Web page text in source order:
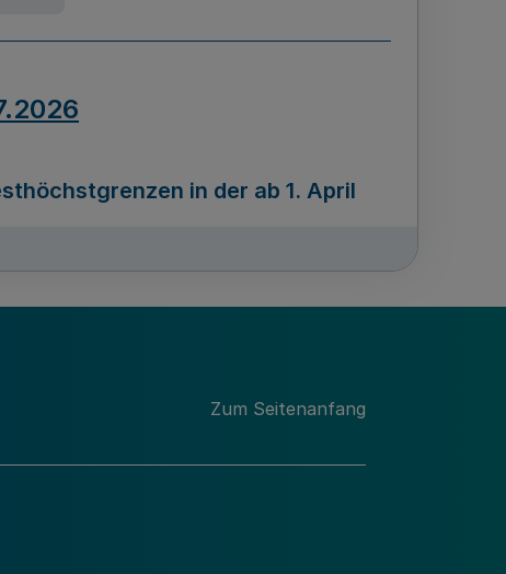
in der ab 1. April
„Mittelstand Innovativ &
Zum Seitenanfang